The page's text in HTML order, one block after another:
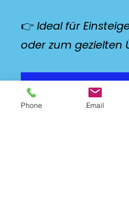
👉 Ideal für
oder zum gezielten
Jetzt Auto MOVE
Phone Email